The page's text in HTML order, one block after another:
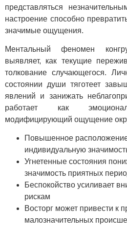
представляться
настроение способно
значимые ощущения.
Ментальный феномен
выявляет, как текущие
толкование случающегося.
состоянии души тяготеет
явлений и занижать
работает как
модифицирующий ощущение
Повышенное
индивидуальную
Угнетенные состояния
значимость приятных
Беспокойство усиливает
рискам
Восторг может привести к
малозначительных